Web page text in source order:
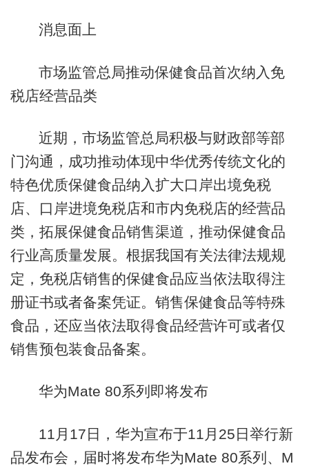
消息面上
市场监管总局推动保健食品首次纳入免
税店经营品类
近期，市场监管总局积极与财政部等部
门沟通，成功推动体现中华优秀传统文化的
特色优质保健食品纳入扩大口岸出境免税
店、口岸进境免税店和市内免税店的经营品
类，拓展保健食品销售渠道，推动保健食品
行业高质量发展。根据我国有关法律法规规
定，免税店销售的保健食品应当依法取得注
册证书或者备案凭证。销售保健食品等特殊
食品，还应当依法取得食品经营许可或者仅
销售预包装食品备案。
华为Mate 80系列即将发布
11月17日，华为宣布于11月25日举行新
品发布会，届时将发布华为Mate 80系列、M